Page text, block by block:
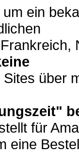
ein
Sites über
für
eine